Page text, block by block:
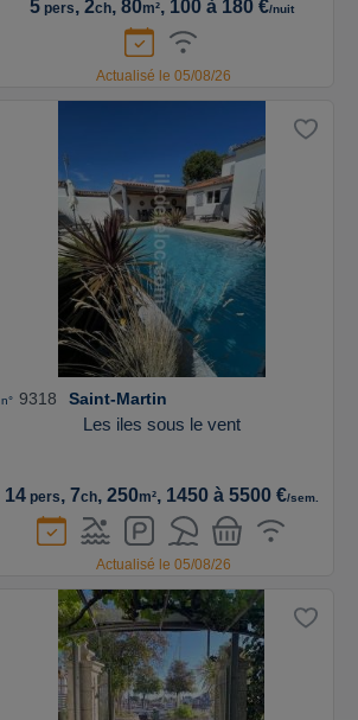
5pers, 2ch, 80m², 100 à 180 €/nuit
Actualisé le 05/08/26
n° 9318 Saint-Martin
Les iles sous le vent
14pers, 7ch, 250m², 1450 à 5500 €/sem.
Actualisé le 05/08/26